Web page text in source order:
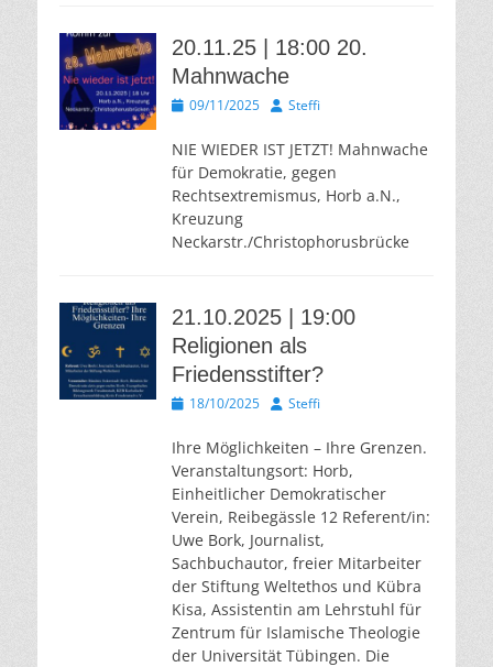
20.11.25 | 18:00 20.
Mahnwache
Veröffentlicht
09/11/2025 AutorSteffi
NIE WIEDER IST JETZT! Mahnwache
für Demokratie, gegen
Rechtsextremismus, Horb a.N.,
Kreuzung
Neckarstr./Christophorusbrücke
21.10.2025 | 19:00
Religionen als
Friedensstifter?
Veröffentlicht
18/10/2025 AutorSteffi
Ihre Möglichkeiten – Ihre Grenzen.
Veranstaltungsort: Horb,
Einheitlicher Demokratischer
Verein, Reibegässle 12 Referent/in:
Uwe Bork, Journalist,
Sachbuchautor, freier Mitarbeiter
der Stiftung Weltethos und Kübra
Kisa, Assistentin am Lehrstuhl für
Zentrum für Islamische Theologie
der Universität Tübingen. Die